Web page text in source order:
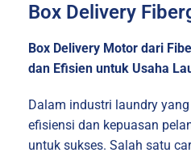
Box Delivery
Box Delivery Motor dari
dan Efisien untuk Usaha
Dalam industri laundry
efisiensi dan kepuasan
untuk sukses. Salah satu